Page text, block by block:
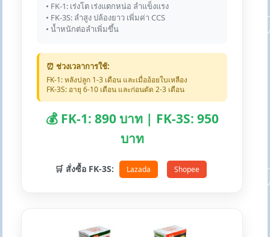
• FK-1: เร่งโต เร่งแตกหน่อ ลำแข็งแรง
• FK-3S: ลำสูง ปล้องยาว เพิ่มค่า CCS
• น้ำหนักต่อลำเพิ่มขึ้น
⏰ ช่วงเวลาการใช้:
FK-1: หลังปลูก 1-3 เดือน และเมื่ออ้อยใบเหลือง
FK-3S: อายุ 6-10 เดือน และก่อนตัด 2-3 เดือน
💰 FK-1: 890 บาท | FK-3S: 950
บาท
🛒 สั่งซื้อ FK-3S: Lazada Shopee